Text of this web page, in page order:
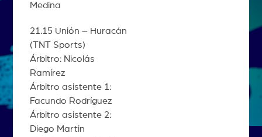
Medina
21.15 Unión – Huracán
(TNT Sports)
Árbitro: Nicolás
Ramírez
Árbitro asistente 1:
Facundo Rodríguez
Árbitro asistente 2:
Diego Martin